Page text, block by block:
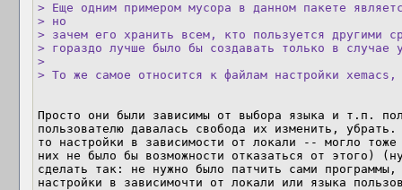
> Еще одним примером мусора в данном пакете
> но
> зачем его хранить всем, кто пользуется другими
> гораздо лучше было бы создавать только в случае
>
> То же самое относится к файлам настройки
Просто они были зависимы от выбора языка и т.п.
пользователю давалась свобода их изменить,
то настройки в зависимости от локали -- могло тоже
них не было бы возможности отказаться от этого)
сделать так: не нужно было патчить сами программы,
настройки в зависимочти от локали или языка